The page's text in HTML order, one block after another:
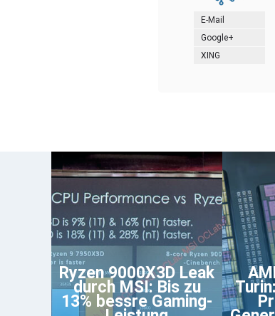
E-Mail
Google+
XING
Ryzen 9000X3D Leak
durch MSI: Bis zu
13% bessre Gaming-